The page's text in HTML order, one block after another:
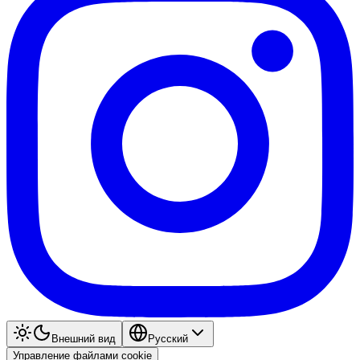
Внешний вид
Pyccкий
Управление файлами cookie